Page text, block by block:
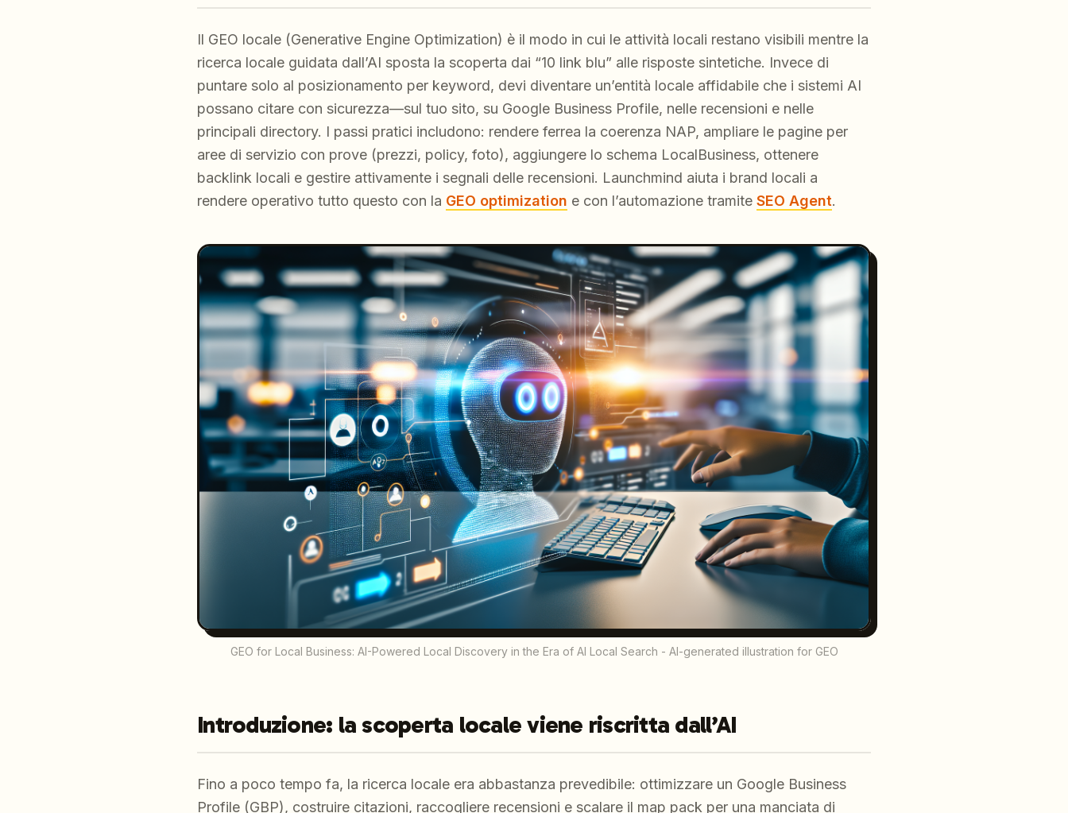
Il GEO locale (Generative Engine Optimization) è il modo in cui le attività locali restano visibili mentre la
ricerca locale guidata dall’AI sposta la scoperta dai “10 link blu” alle risposte sintetiche. Invece di
puntare solo al posizionamento per keyword, devi diventare un’entità locale affidabile che i sistemi AI
possano citare con sicurezza—sul tuo sito, su Google Business Profile, nelle recensioni e nelle
principali directory. I passi pratici includono: rendere ferrea la coerenza NAP, ampliare le pagine per
aree di servizio con prove (prezzi, policy, foto), aggiungere lo schema LocalBusiness, ottenere
backlink locali e gestire attivamente i segnali delle recensioni. Launchmind aiuta i brand locali a
rendere operativo tutto questo con la GEO optimization e con l’automazione tramite SEO Agent.
GEO for Local Business: AI-Powered Local Discovery in the Era of AI Local Search - AI-generated illustration for GEO
Introduzione: la scoperta locale viene riscritta dall’AI
Fino a poco tempo fa, la ricerca locale era abbastanza prevedibile: ottimizzare un Google Business
Profile (GBP), costruire citazioni, raccogliere recensioni e scalare il map pack per una manciata di